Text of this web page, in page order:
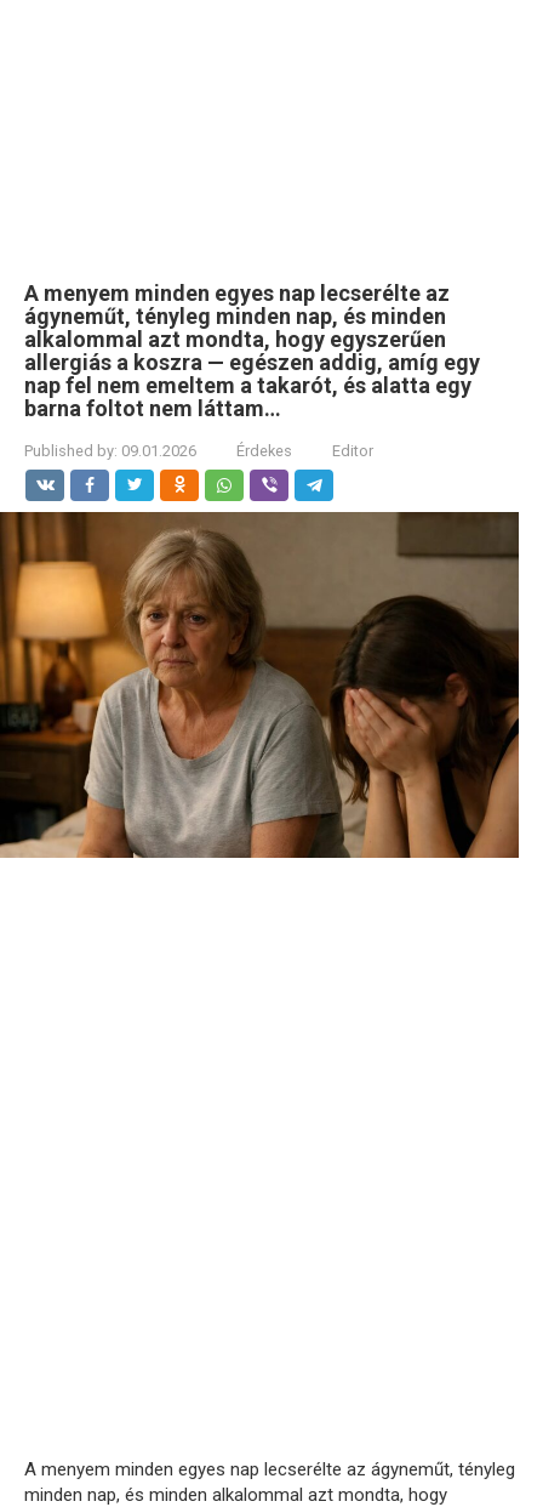
A menyem minden egyes nap lecserélte az
ágyneműt, tényleg minden nap, és minden
alkalommal azt mondta, hogy egyszerűen
allergiás a koszra — egészen addig, amíg egy
nap fel nem emeltem a takarót, és alatta egy
barna foltot nem láttam…
Published by: 09.01.2026 Érdekes Editor
A menyem minden egyes nap lecserélte az ágyneműt, tényleg
minden nap, és minden alkalommal azt mondta, hogy